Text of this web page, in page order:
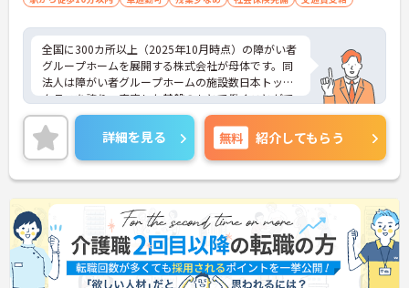
全国に300カ所以上（2025年10月時点）の障がい者
グループホームを展開する株式会社が母体です。同
法人は障がい者グループホームの施設数日本トップ
クラスを誇り、安定した基盤のもとで働くことがで
きます。 週2日～、勤務時間は調整可能、平日のみ
の勤務もご相談いただけます。子育て中の方も多数
活躍されているなど、ライフスタイルに合わせた柔
軟な働き方が実現できる環境です。20代から60代ま
で幅広い年代のスタッフが在籍しており、風通しの
良い職場です。キャリアアップを目指す方には、正
社員登用制度も用意されています。資格を活かし、
ワークライフバランスを大切にしながら長期的にキ
ャリアを築きたい方におすすめです。 ご興味のある
方は詳細等をお伝えしますので、お気軽にお問い合
わせください。
詳細を見る 無料 紹介してもらう